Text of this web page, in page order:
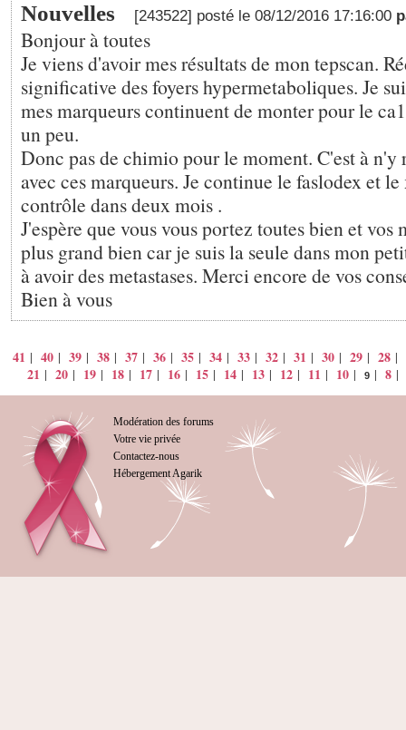
Nouvelles [243522] posté le 08/12/2016 17:16:00
Bonjour à toutes
Je viens d'avoir mes résultats de mon tepscan.
significative des foyers hypermetaboliques. Je
mes marqueurs continuent de monter pour le
un peu.
Donc pas de chimio pour le moment. C'est à n'y
avec ces marqueurs. Je continue le faslodex et
contrôle dans deux mois .
J'espère que vous vous portez toutes bien et vos
plus grand bien car je suis la seule dans mon
à avoir des metastases. Merci encore de vos
Bien à vous
41 | 40 | 39 | 38 | 37 | 36 | 35 | 34 | 33 | 32 | 31 | 30 | 29 | 28 |
21 |20 | 19 | 18 | 17 | 16 | 15 | 14 | 13 | 12 | 11 | 10 |9 |8
Modération des forums
Votre vie privée
Contactez-nous
Hébergement Agarik